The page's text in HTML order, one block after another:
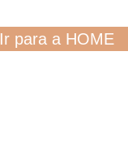
Ir para a HOME